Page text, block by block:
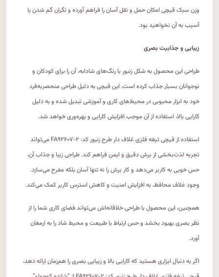
وزن سبک قیچی امکان حمل و نقل آسان را فراهم آورده و نگران گم شدن یا
آسیب به آن نخواهید بود.
زیبایی و جذابیت بصری
طراحی این محصول به شکل زنبور با رنگ‌های شادابه، آن را برای کودکان و
نوجوانان بسیار جذاب کرده است. این قیچی به دلیل طراحی منحصربه‌فرد
خود به ابزار محبوبی در محیط‌های کاری و آموزشی تبدیل شده و به دلیل
کارایی بالا، استفاده از آن موجب افزایش کارایی و بهره‌وری خواهد شد.
استفاده از قیچی تیغه فلزی غلاف دار طرح زنبور کد: FA۹۲۶۰۷-۲ می‌تواند
تجربه لذت‌بخشی از برش دقیق و ایمن فراهم کند. طراحی زیبا و جذاب آن،
حس خوبی به کاربر می‌دهد و کار برش را نه تنها آسان بلکه مفرح می‌سازد.
وجود غلاف محافظ، به افزایش امنیت و کاهش استرس کاربر کمک می‌کند.
همچنین، این محصول با طراحی خلاقانه‌اش می‌تواند فضای کاری شما را از
نظر بصری بهبود بخشد و حس ارتباط با طبیعت و محیط شاد را به ارمغان
آورد.
اگر به دنبال ابزاری هستید که کارایی بالا و زیبایی بصری را هم‌زمان ارائه دهد،